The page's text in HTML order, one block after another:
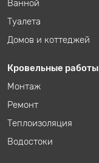
Ванной
Туалета
Домов и коттеджей
Кровельные работы
Монтаж
Ремонт
Теплоизоляция
Водостоки